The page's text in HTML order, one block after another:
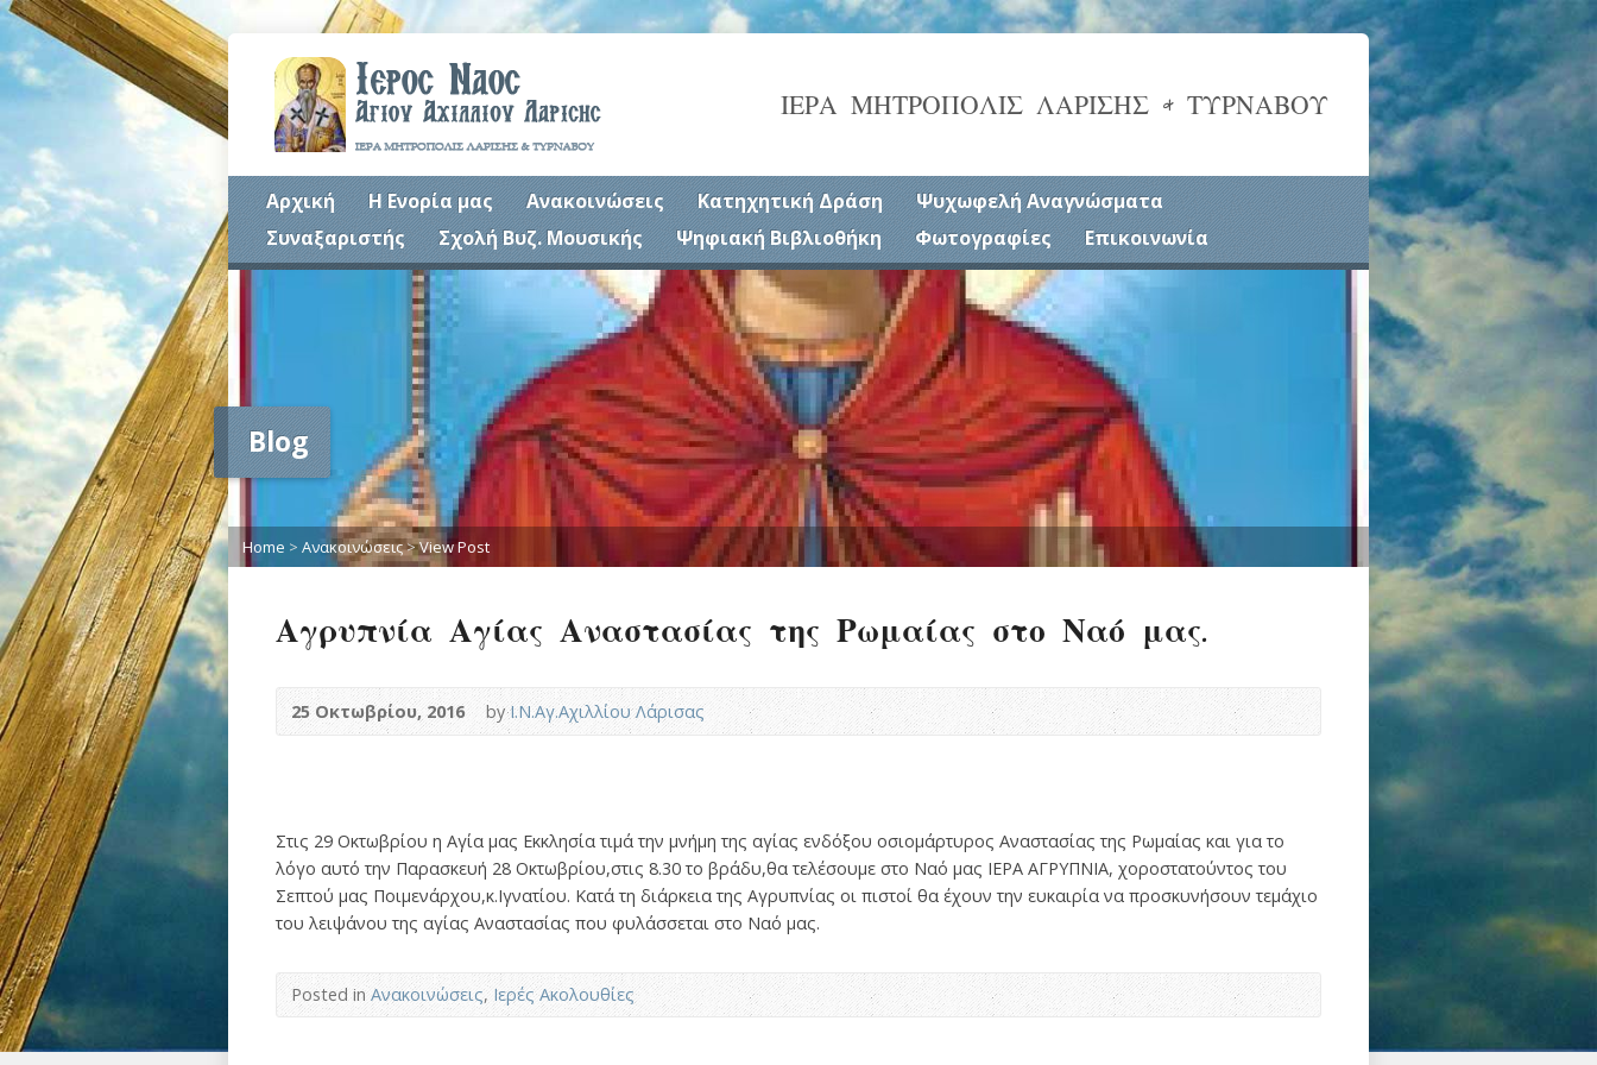
ΙΕΡΑ ΜΗΤΡΟΠΟΛΙΣ ΛΑΡΙΣΗΣ & ΤΥΡΝΑΒΟΥ
Αρχική Η Ενορία μας Ανακοινώσεις Κατηχητική Δράση
Ψυχωφελή Αναγνώσματα
Συναξαριστής
Σχολή Βυζ. Μουσικής Ψηφιακή Βιβλιοθήκη Φωτογραφίες Επικοινωνία
Blog
Home > Ανακοινώσεις>View Post
Αγρυπνία Αγίας Αναστασίας της Ρωμαίας στο Ναό μας.
25 Οκτωβρίου, 2016 byΙ.Ν.Αγ.Αχιλλίου Λάρισας
Στις 29 Οκτωβρίου η Αγία μας Εκκλησία τιμά την μνήμη της αγίας ενδόξου οσιομάρτυρος Αναστασίας της Ρωμαίας και για το
λόγο αυτό την Παρασκευή 28 Οκτωβρίου,στις 8.30 το βράδυ,θα τελέσουμε στο Ναό μας ΙΕΡΑ ΑΓΡΥΠΝΙΑ, χοροστατούντος του
Σεπτού μας Ποιμενάρχου,κ.Ιγνατίου. Κατά τη διάρκεια της Αγρυπνίας οι πιστοί θα έχουν την ευκαιρία να προσκυνήσουν τεμάχιο
του λειψάνου της αγίας Αναστασίας που φυλάσσεται στο Ναό μας.
Posted inΑνακοινώσεις,Ιερές Ακολουθίες